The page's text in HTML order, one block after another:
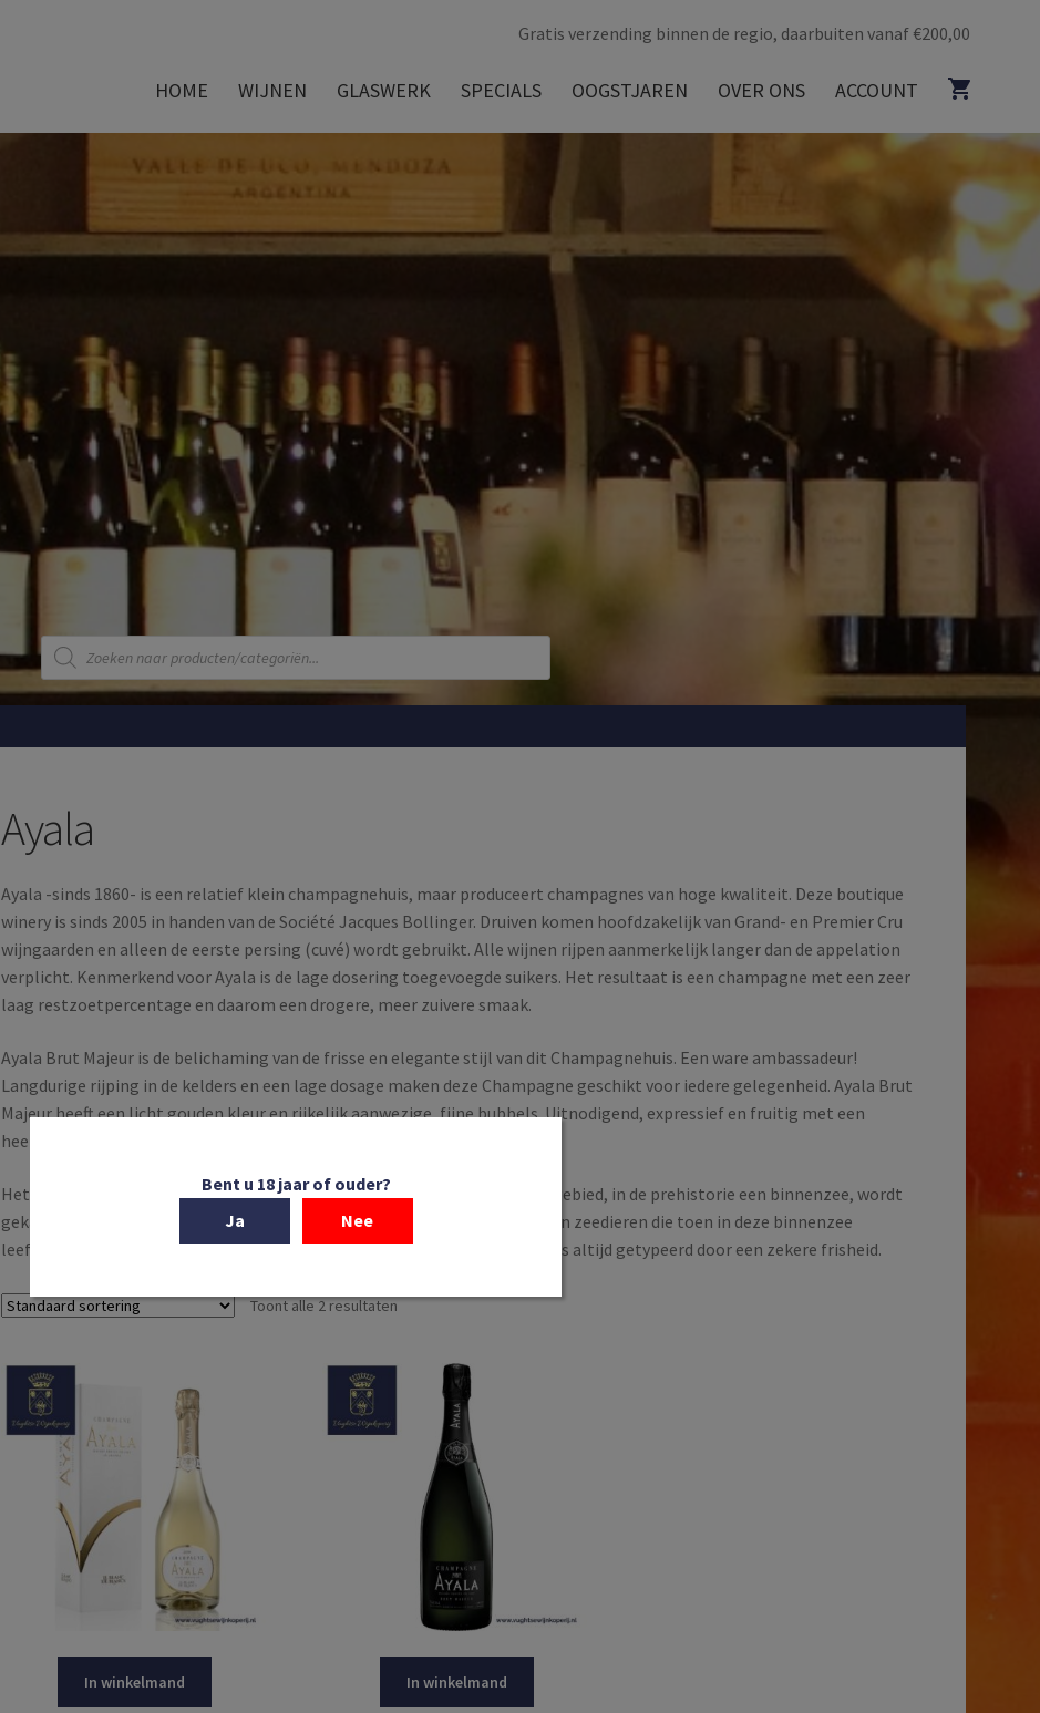
Gratis verzending binnen de regio, daarbuiten vanaf €200,00
HOME WIJNEN GLASWERK SPECIALS OOGSTJAREN OVER ONS ACCOUNT
Producten
zoeken
Ayala
Ayala -sinds 1860- is een relatief klein champagnehuis, maar produceert champagnes van hoge kwaliteit. Deze boutique
winery is sinds 2005 in handen van de Société Jacques Bollinger. Druiven komen hoofdzakelijk van Grand- en Premier Cru
wijngaarden en alleen de eerste persing (cuvé) wordt gebruikt. Alle wijnen rijpen aanmerkelijk langer dan de appelation
verplicht. Kenmerkend voor Ayala is de lage dosering toegevoegde suikers. Het resultaat is een champagne met een zeer
laag restzoetpercentage en daarom een drogere, meer zuivere smaak.
Ayala Brut Majeur is de belichaming van de frisse en elegante stijl van dit Champagnehuis. Een ware ambassadeur!
Langdurige rijping in de kelders en een lage dosage maken deze Champagne geschikt voor iedere gelegenheid. Ayala Brut
Majeur heeft een licht gouden kleur en rijkelijk aanwezige, fijne bubbels. Uitnodigend, expressief en fruitig met een
heerlijke lange afdronk.
Het Champagnegebied is een uitgestrekt gebied rondom Reims. Het wijngebied, in de prehistorie een binnenzee, wordt
gekarakteriseerd door een speciale kalkbodem die bestaat uit fossielen van zeedieren die toen in deze binnenzee
leefden. Door de noordelijke ligging van het gebied worden de Champagnes altijd getypeerd door een zekere frisheid.
Toont alle 2 resultaten
In winkelmand In winkelmand
Bent u 18 jaar of ouder?
Ja
Nee